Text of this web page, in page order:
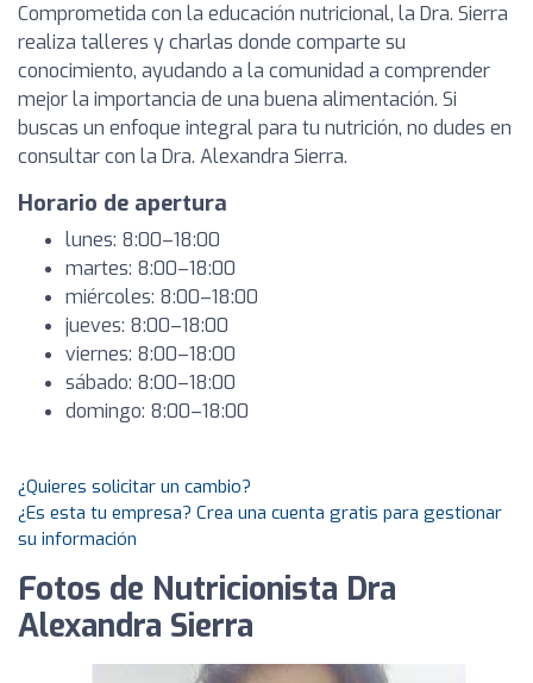
Comprometida con la educación nutricional, la Dra. Sierra
realiza talleres y charlas donde comparte su
conocimiento, ayudando a la comunidad a comprender
mejor la importancia de una buena alimentación. Si
buscas un enfoque integral para tu nutrición, no dudes en
consultar con la Dra. Alexandra Sierra.
Horario de apertura
lunes: 8:00–18:00
martes: 8:00–18:00
miércoles: 8:00–18:00
jueves: 8:00–18:00
viernes: 8:00–18:00
sábado: 8:00–18:00
domingo: 8:00–18:00
¿Quieres solicitar un cambio?
¿Es esta tu empresa? Crea una cuenta gratis para gestionar
su información
Fotos de Nutricionista Dra
Alexandra Sierra